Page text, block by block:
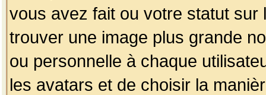
vous avez fait ou votre statut
trouver une image plus grande
ou personnelle à chaque
les avatars et de choisir la